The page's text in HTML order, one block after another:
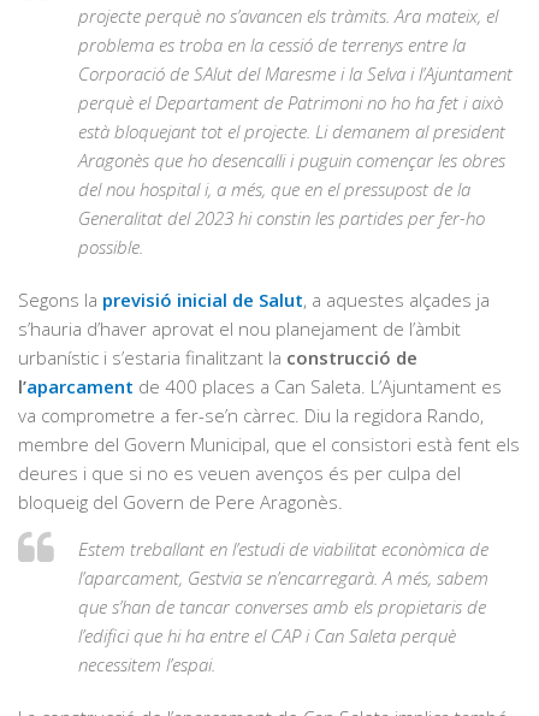
projecte perquè no s’avancen els tràmits. Ara mateix, el
problema es troba en la cessió de terrenys entre la
Corporació de SAlut del Maresme i la Selva i l’Ajuntament
perquè el Departament de Patrimoni no ho ha fet i això
està bloquejant tot el projecte. Li demanem al president
Aragonès que ho desencalli i puguin començar les obres
del nou hospital i, a més, que en el pressupost de la
Generalitat del 2023 hi constin les partides per fer-ho
possible.
Segons la previsió inicial de Salut, a aquestes alçades ja
s’hauria d’haver aprovat el nou planejament de l’àmbit
urbanístic i s’estaria finalitzant la construcció de
l’aparcament de 400 places a Can Saleta. L’Ajuntament es
va comprometre a fer-se’n càrrec. Diu la regidora Rando,
membre del Govern Municipal, que el consistori està fent els
deures i que si no es veuen avenços és per culpa del
bloqueig del Govern de Pere Aragonès.
Estem treballant en l’estudi de viabilitat econòmica de
l’aparcament, Gestvia se n’encarregarà. A més, sabem
que s’han de tancar converses amb els propietaris de
l’edifici que hi ha entre el CAP i Can Saleta perquè
necessitem l’espai.